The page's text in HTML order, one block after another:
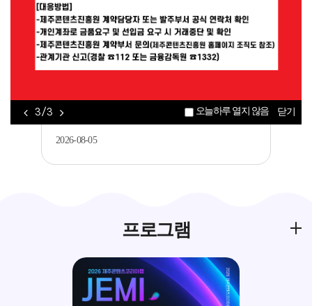
3 / 3 오늘하루 열지 않음 닫기
한 게임 개발 입문기 교육생 모집..
2026-08-06
[제주평생교육장학진흥원] 2026년 가족과
함께하는 메이커 교육 <아두이노를 활..
2026-08-05
프로그램